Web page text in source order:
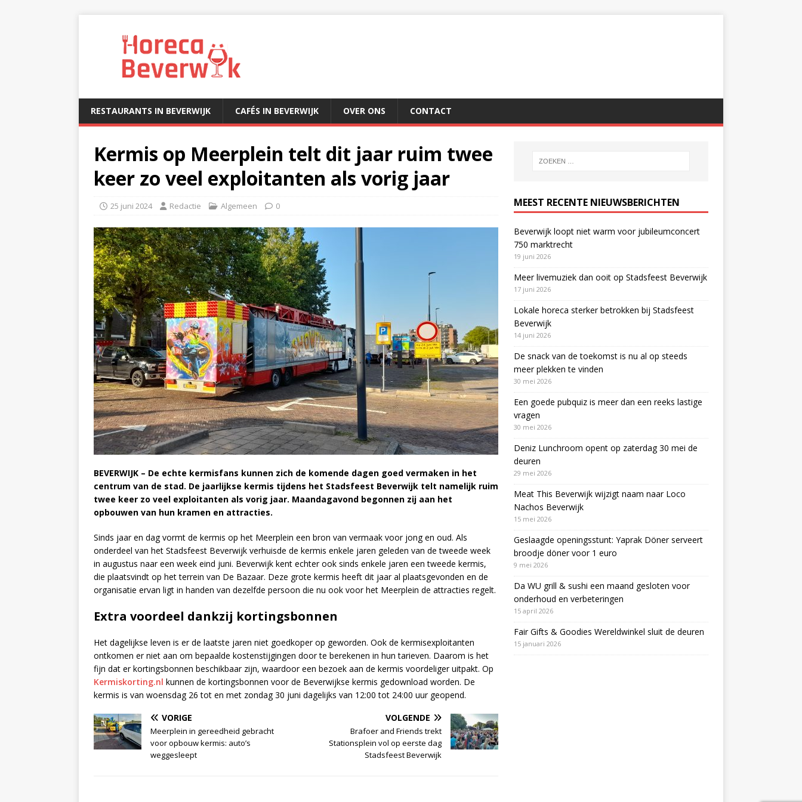
RESTAURANTS IN BEVERWIJK CAFÉS IN BEVERWIJK OVER ONS CONTACT
Kermis op Meerplein telt dit jaar ruim twee
keer zo veel exploitanten als vorig jaar
25 juni 2024 Redactie Algemeen 0
BEVERWIJK – De echte kermisfans kunnen zich de komende dagen goed vermaken in het
centrum van de stad. De jaarlijkse kermis tijdens het Stadsfeest Beverwijk telt namelijk ruim
twee keer zo veel exploitanten als vorig jaar. Maandagavond begonnen zij aan het
opbouwen van hun kramen en attracties.
Sinds jaar en dag vormt de kermis op het Meerplein een bron van vermaak voor jong en oud. Als
onderdeel van het Stadsfeest Beverwijk verhuisde de kermis enkele jaren geleden van de tweede week
in augustus naar een week eind juni. Beverwijk kent echter ook sinds enkele jaren een tweede kermis,
die plaatsvindt op het terrein van De Bazaar. Deze grote kermis heeft dit jaar al plaatsgevonden en de
organisatie ervan ligt in handen van dezelfde persoon die nu ook voor het Meerplein de attracties regelt.
Extra voordeel dankzij kortingsbonnen
Het dagelijkse leven is er de laatste jaren niet goedkoper op geworden. Ook de kermisexploitanten
ontkomen er niet aan om bepaalde kostenstijgingen door te berekenen in hun tarieven. Daarom is het
fijn dat er kortingsbonnen beschikbaar zijn, waardoor een bezoek aan de kermis voordeliger uitpakt. Op
Kermiskorting.nl kunnen de kortingsbonnen voor de Beverwijkse kermis gedownload worden. De
kermis is van woensdag 26 tot en met zondag 30 juni dagelijks van 12:00 tot 24:00 uur geopend.
VORIGE
Meerplein in gereedheid gebracht
voor opbouw kermis: auto’s
weggesleept
VOLGENDE
Brafoer and Friends trekt
Stationsplein vol op eerste dag
Stadsfeest Beverwijk
MEEST RECENTE NIEUWSBERICHTEN
Beverwijk loopt niet warm voor jubileumconcert
750 marktrecht
19 juni 2026
Meer livemuziek dan ooit op Stadsfeest Beverwijk
17 juni 2026
Lokale horeca sterker betrokken bij Stadsfeest
Beverwijk
14 juni 2026
De snack van de toekomst is nu al op steeds
meer plekken te vinden
30 mei 2026
Een goede pubquiz is meer dan een reeks lastige
vragen
30 mei 2026
Deniz Lunchroom opent op zaterdag 30 mei de
deuren
29 mei 2026
Meat This Beverwijk wijzigt naam naar Loco
Nachos Beverwijk
15 mei 2026
Geslaagde openingsstunt: Yaprak Döner serveert
broodje döner voor 1 euro
9 mei 2026
Da WU grill & sushi een maand gesloten voor
onderhoud en verbeteringen
15 april 2026
Fair Gifts & Goodies Wereldwinkel sluit de deuren
15 januari 2026